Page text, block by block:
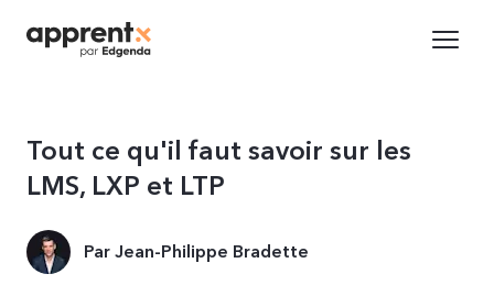
Tout ce qu'il faut savoir sur les
LMS, LXP et LTP
Par Jean-Philippe Bradette